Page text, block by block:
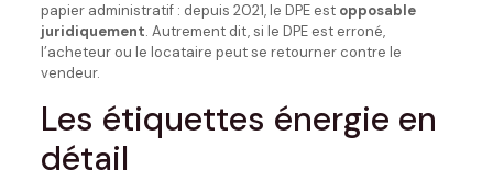
papier administratif : depuis 2021, le DPE est opposable
juridiquement. Autrement dit, si le DPE est erroné,
l’acheteur ou le locataire peut se retourner contre le
vendeur.
Les étiquettes énergie en
détail